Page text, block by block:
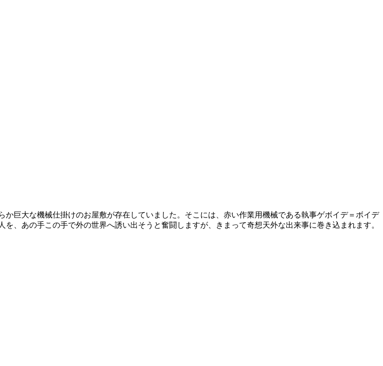
巨大な機械仕掛けのお屋敷が存在していました。そこには、赤い作業用機械である執事ゲボイデ＝ボイデ
、あの手この手で外の世界へ誘い出そうと奮闘しますが、きまって奇想天外な出来事に巻き込まれます。